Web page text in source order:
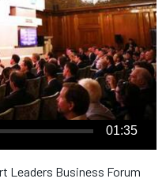
01:35
Leaders Business Forum